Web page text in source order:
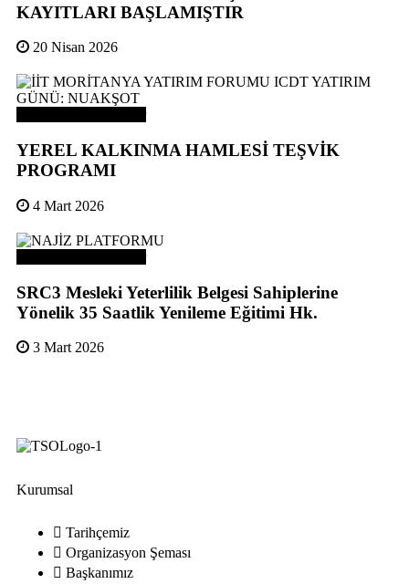
KAYITLARI BAŞLAMIŞTIR
20 Nisan 2026
YEREL KALKINMA HAMLESİ TEŞVİK
PROGRAMI
4 Mart 2026
SRC3 Mesleki Yeterlilik Belgesi Sahiplerine
Yönelik 35 Saatlik Yenileme Eğitimi Hk.
3 Mart 2026
Kurumsal
Tarihçemiz
Organizasyon Şeması
Başkanımız